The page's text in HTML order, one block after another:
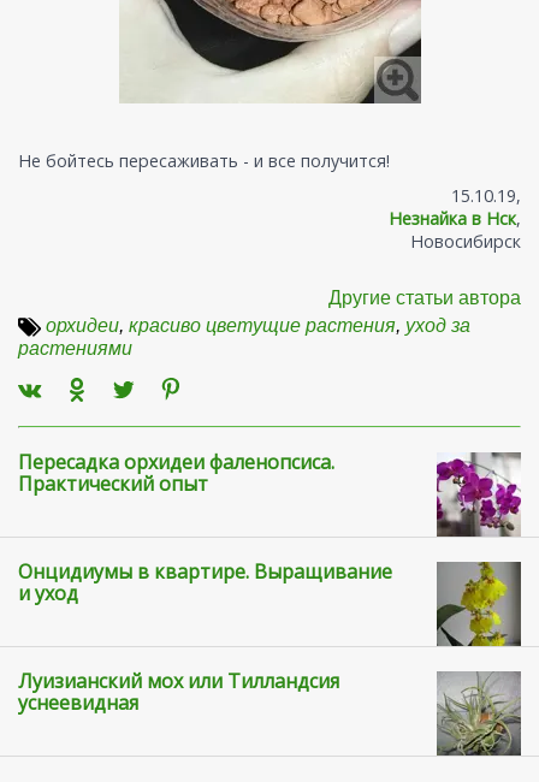
Не бойтесь пересаживать - и все получится!
15.10.19,
Незнайка в Нск,
Новосибирск
Другие статьи автора
орхидеи, красиво цветущие растения, уход за
растениями
Пересадка орхидеи фаленопсиса.
Практический опыт
Онцидиумы в квартире. Выращивание
и уход
Луизианский мох или Тилландсия
уснеевидная